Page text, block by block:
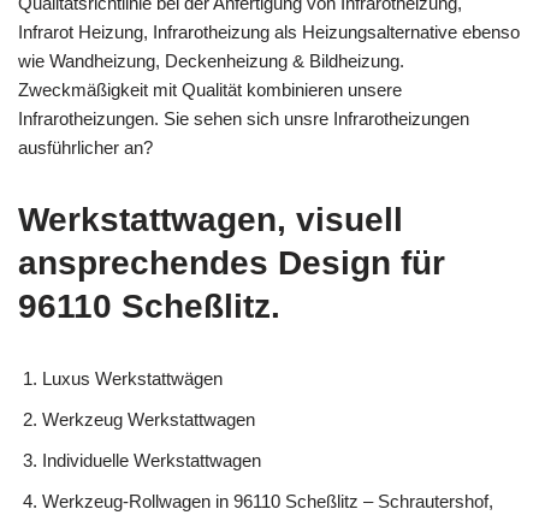
Infrarot Heizung, Infrarotheizung als Heizungsalternative ebenso
wie Wandheizung, Deckenheizung & Bildheizung.
Zweckmäßigkeit mit Qualität kombinieren unsere
Infrarotheizungen. Sie sehen sich unsre Infrarotheizungen
ausführlicher an?
Werkstattwagen, visuell
ansprechendes Design für
96110 Scheßlitz.
Luxus Werkstattwägen
Werkzeug Werkstattwagen
Individuelle Werkstattwagen
Werkzeug-Rollwagen in 96110 Scheßlitz – Schrautershof,